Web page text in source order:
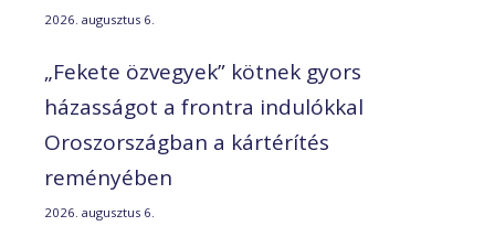
2026. augusztus 6.
„Fekete özvegyek” kötnek gyors
házasságot a frontra indulókkal
Oroszországban a kártérítés
reményében
2026. augusztus 6.